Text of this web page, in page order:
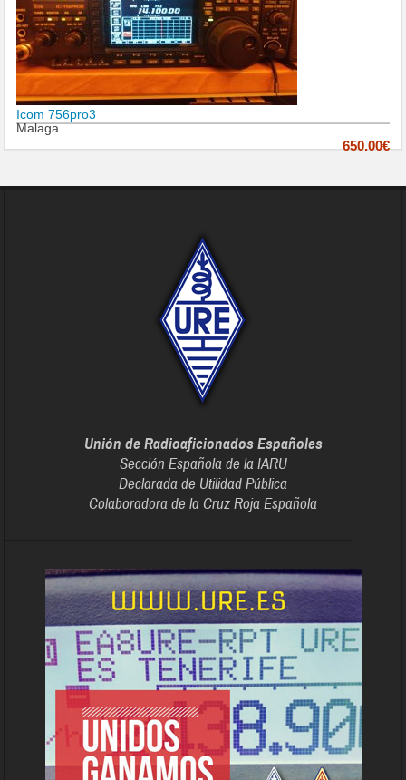
Icom 756pro3
Malaga
650.00€
Unión de Radioaficionados Españoles
Sección Española de la IARU
Declarada de Utilidad Pública
Colaboradora de la Cruz Roja Española